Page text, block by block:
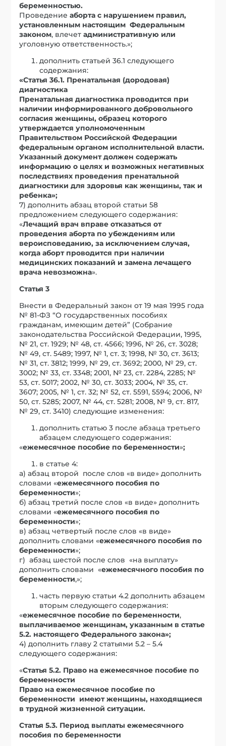
беременностью.
Проведениеаборта с нарушением правил,
установленным настоящим Федеральным
законом, влечетадминистративную или
уголовную ответственность.»;
дополнить статьей 36.1 следующего
содержания:
«Статья 36.1. Пренатальная (дородовая)
диагностика
Пренатальная диагностика проводится при
наличии информированного добровольного
согласия женщины, образец которого
утверждается уполномоченным
Правительством Российской Федерации
федеральным органом исполнительной власти.
Указанный документ должен содержать
информацию о целях и возможных негативных
последствиях проведения пренатальной
диагностики для здоровья как женщины, так и
ребенка»;
7) дополнить абзац второй статьи 58
предложением следующего содержания:
«Лечащий врач вправе отказаться от
проведения аборта по убеждениям или
вероисповеданию, за исключением случая,
когда аборт проводится при наличии
медицинских показаний и замена лечащего
врача невозможна».
Статья 3
Внести в Федеральный закон от 19 мая 1995 года
№ 81-ФЗ “О государственных пособиях
гражданам, имеющим детей” (Собрание
законодательства Российской Федерации, 1995,
№ 21, ст. 1929; № 48, ст. 4566; 1996, № 26, ст. 3028;
№ 49, ст. 5489; 1997, № 1, ст. 3; 1998, № 30, ст. 3613;
№ 31, ст. 3812; 1999, № 29, ст. 3692; 2000, № 29, ст.
3002; № 33, ст. 3348; 2001, № 23, ст. 2284, 2285; №
53, ст. 5017; 2002, № 30, ст. 3033; 2004, № 35, ст.
3607; 2005, № 1, ст. 32; № 52, ст. 5591, 5594; 2006, №
50, ст. 5285; 2007, № 44, ст. 5281; 2008, № 9, ст. 817,
№ 29, ст. 3410) следующие изменения:
дополнить статью 3 после абзаца третьего
абзацем следующего содержания:
«ежемесячное пособие по беременности»;
в статье 4:
а) абзац второй после слов «в виде» дополнить
словами «ежемесячного пособия по
беременности»;
б) абзац третий после слов «в виде» дополнить
словами «ежемесячного пособия по
беременности»;
в) абзац четвертый после слов «в виде»
дополнить словами «ежемесячного пособия по
беременности»;
г) абзац шестой после слов «на выплату»
дополнить словами «ежемесячного пособия по
беременности,»;
часть первую статьи 4.2 дополнить абзацем
вторым следующего содержания:
«ежемесячное пособие по беременности,
выплачиваемое женщинам, указанным в статье
5.2. настоящего Федерального закона»;
4) дополнить главу 2 статьями 5.2 – 5.4
следующего содержания:
«Статья 5.2. Право на ежемесячное пособие по
беременности
Право на ежемесячное пособие по
беременности имеют женщины, находящиеся
в трудной жизненной ситуации.
Статья 5.3. Период выплаты ежемесячного
пособия по беременности